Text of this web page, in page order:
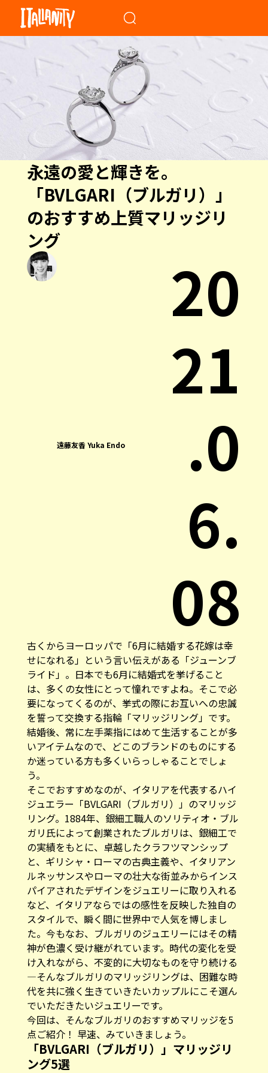
永遠の愛と輝きを。
「BVLGARI（ブルガリ）」
のおすすめ上質マリッジリ
ング
遠藤友香 Yuka Endo
20
21
.0
6.
08
古くからヨーロッパで「6月に結婚する花嫁は幸
せになれる」という言い伝えがある「ジューンブ
ライド」。日本でも6月に結婚式を挙げること
は、多くの女性にとって憧れですよね。そこで必
要になってくるのが、挙式の際にお互いへの忠誠
を誓って交換する指輪「マリッジリング」です。
結婚後、常に左手薬指にはめて生活することが多
いアイテムなので、どこのブランドのものにする
か迷っている方も多くいらっしゃることでしょ
う。
そこでおすすめなのが、イタリアを代表するハイ
ジュエラー「BVLGARI（ブルガリ）」のマリッジ
リング。1884年、銀細工職人のソリティオ・ブル
ガリ氏によって創業されたブルガリは、銀細工で
の実績をもとに、卓越したクラフツマンシップ
と、ギリシャ・ローマの古典主義や、イタリアン
ルネッサンスやローマの壮大な街並みからインス
パイアされたデザインをジュエリーに取り入れる
など、イタリアならではの感性を反映した独自の
スタイルで、瞬く間に世界中で人気を博しまし
た。今もなお、ブルガリのジュエリーにはその精
神が色濃く受け継がれています。時代の変化を受
け入れながら、不変的に大切なものを守り続ける
―そんなブルガリのマリッジリングは、困難な時
代を共に強く生きていきたいカップルにこそ選ん
でいただきたいジュエリーです。
今回は、そんなブルガリのおすすめマリッジを5
点ご紹介！ 早速、みていきましょう。
「BVLGARI（ブルガリ）」マリッジリ
ング5選